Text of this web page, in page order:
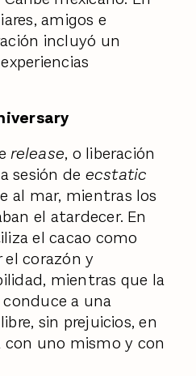
amigos e
incluyó un
release, o liberación
sesión de ecstatic
al mar, mientras los
el atardecer. En
el cacao como
el corazón y
mientras que la
a una
sin prejuicios, en
uno mismo y con